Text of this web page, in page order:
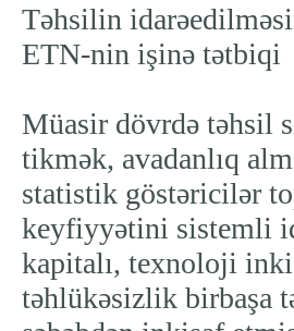
Təhsilin
ETN-nin işinə tətbiqi
Müasir dövrdə təhsil
tikmək, avadanlıq
statistik göstəricilər
keyfiyyətini sistemli
kapitalı, texnoloji
təhlükəsizlik birbaşa